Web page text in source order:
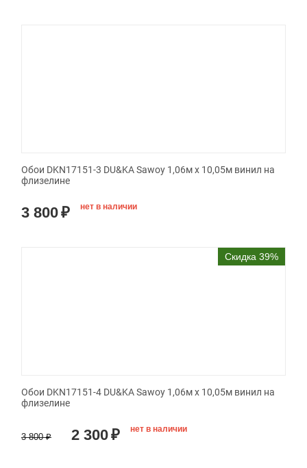
Обои DKN17151-3 DU&KA Sawoy 1,06м х 10,05м винил на
флизелине
3 800₽ нет в наличии
Скидка 39%
Обои DKN17151-4 DU&KA Sawoy 1,06м х 10,05м винил на
флизелине
3 800 ₽ 2 300₽ нет в наличии